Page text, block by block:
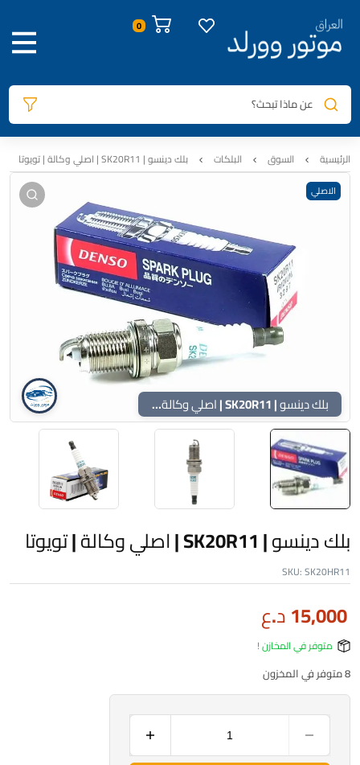
0
عن ماذا تبحث؟
الرئيسية السوق البلكات بلك دينسو | SK20R11 | اصلي وكالة | تويوتا
صور المنتج معلومات المنتج الوصف المراجعات
الاصلي
بلك دينسو | SK20R11 | اصلي وكالة | تويوتا
بلك دينسو | SK20R11 | اصلي وكالة | تويوتا
SKU:SK20HR11
15,000د.ع
متوفر في المخازن !
8 متوفر في المخزون